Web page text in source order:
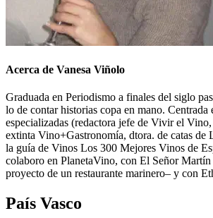
Acerca de Vanesa Viñolo
Graduada en Periodismo a finales del siglo
lo de contar historias copa en mano. Centrada
especializadas (redactora jefe de Vivir el
extinta Vino+Gastronomía, dtora. de catas de
la guía de Vinos Los 300 Mejores Vinos de
colaboro en PlanetaVino, con El Señor
proyecto de un restaurante marinero– y con
País Vasco